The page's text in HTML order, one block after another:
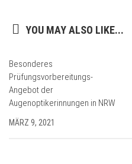
YOU MAY ALSO LIKE...
Besonderes
Prüfungsvorbereitungs-
Angebot der
Augenoptikerinnungen in NRW
MÄRZ 9, 2021